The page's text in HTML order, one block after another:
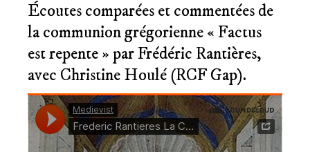
Écoutes comparées et commentées de
la communion grégorienne « Factus
est repente » par Frédéric Rantières,
avec Christine Houlé (RCF Gap).